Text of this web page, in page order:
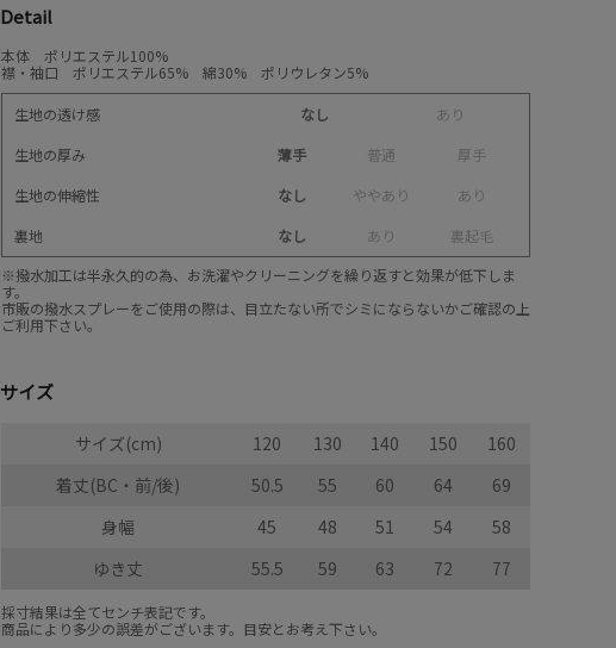
Detail
本体 ポリエステル100%
襟・袖口 ポリエステル65% 綿30% ポリウレタン5%
生地の透け感 なし あ り
生地の厚み
薄手 普通 厚手
生地の伸縮性
なし ややあ り あ り
裏地
なし あ り 裏起毛
※撥水加工は半永久的の為、お洗濯やクリーニングを繰り返すと効果が低下しま
す。
市販の撥水スプレーをご使用の際は、目立たない所でシミにならないかご確認の上
ご利用下さい。
サイズ
サイズ(cm) 120 130 140 150
160
着丈(BC・前/後)
50.5 55 60 64
69
身幅
45 48 51 54
58
ゆき丈
55.5 59 63 72 77
採寸結果は全てセンチ表記です。
商品により多少の誤差がございます。目安とお考え下さい。